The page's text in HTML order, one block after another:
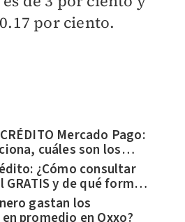
por ciento.
Mercado Pago:
cuáles son los
cómo solicitarla? Hay
¿Cómo consultar
y de qué forma
resultados del
gastan los